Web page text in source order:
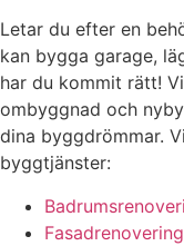
Letar du efter en
kan bygga garage,
har du kommit rätt!
ombyggnad och
dina byggdrömmar.
byggtjänster:
Fasadrenovering